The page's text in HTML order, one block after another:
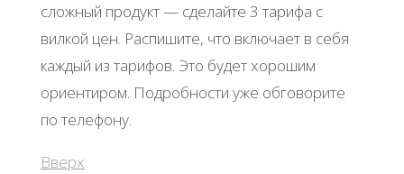
сложный продукт — сделайте 3 тарифа с
вилкой цен. Распишите, что включает в себя
каждый из тарифов. Это будет хорошим
ориентиром. Подробности уже обговорите
по телефону.
Вверх